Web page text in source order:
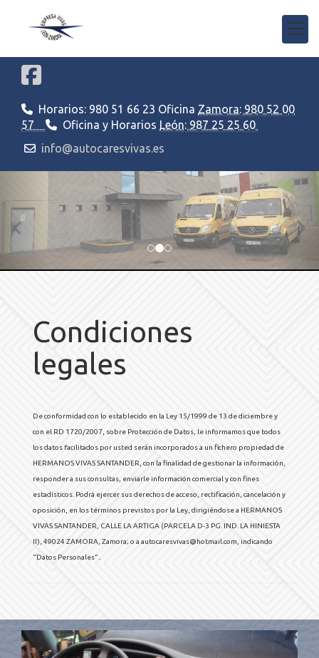
Horarios: 980 51 66 23 Oficina Zamora: 980 52 00
57
Oficina y Horarios León: 987 25 25 60
info@autocaresvivas.es
prev
Condiciones
legales
De conformidad con lo establecido en la Ley 15/1999 de 13 de diciembre y
con el RD 1720/2007, sobre Protección de Datos, le informamos que todos
los datos facilitados por usted serán incorporados a un fichero propiedad de
HERMANOS VIVAS SANTANDER , con la finalidad de gestionar la información,
responder a sus consultas, enviarle información comercial y con fines
estadísticos. Podrá ejercer sus derechos de acceso, rectificación, cancelación y
oposición, en los términos previstos por la Ley, dirigiéndose a HERMANOS
VIVAS SANTANDER
CALLE LA ARTIGA (PARCELA D-3 PG. IND. LA HINIESTA
II) 49024 ZAMORA Zamora; o a autocaresvivas@hotmail.com , indicando
“Datos Personales”..